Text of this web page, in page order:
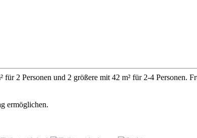
2 Personen und 2 größere mit 42 m² für 2-4 Personen.
ermöglichen.